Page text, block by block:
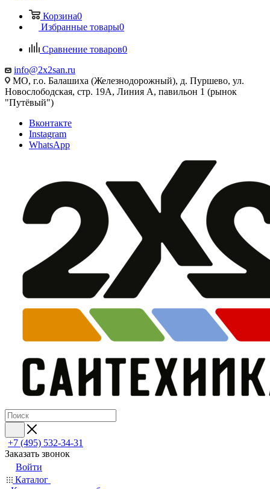
Корзина0
Избранные товары0
Сравнение товаров0
info@2x2san.ru
МО, г.о. Балашиха (Железнодорожный), д. Пуршево, ул.
Новослободская, стр. 19А, Линия А, павильон 1 (рынок
"Путёвый")
Вконтакте
Instagram
WhatsApp
+7 (495) 532‑34‑31
Заказать звонок
Войти
Каталог